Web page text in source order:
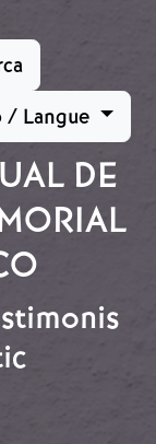
/ Langue
DE